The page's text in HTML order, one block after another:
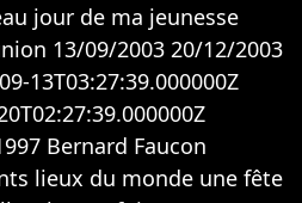
jour de ma jeunesse
13/09/2003 20/12/2003
13T03:27:39.000000Z
Bernard Faucon
lieux du monde une fête